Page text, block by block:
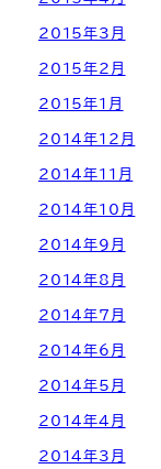
2015年3月
2015年2月
2015年1月
2014年12月
2014年11月
2014年10月
2014年9月
2014年8月
2014年7月
2014年6月
2014年5月
2014年4月
2014年3月